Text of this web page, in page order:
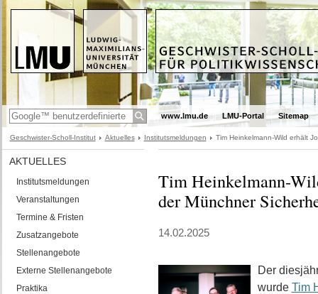
www.lmu.de LMU-Portal Sitemap
Geschwister-Scholl-Institut Aktuelles Institutsmeldungen Tim Heinkelmann-Wild erhält
AKTUELLES
Institutsmeldungen
Veranstaltungen
Termine & Fristen
Zusatzangebote
Stellenangebote
Externe Stellenangebote
Praktika
Tim Heinkelmann-
der Münchner
14.02.2025
Der
wurde Tim